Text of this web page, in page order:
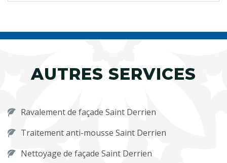
AUTRES SERVICES
Ravalement de façade Saint Derrien
Traitement anti-mousse Saint Derrien
Nettoyage de façade Saint Derrien